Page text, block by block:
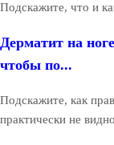
Подскажите, что и
Дерматит на
чтобы по...
Подскажите, как
практически не